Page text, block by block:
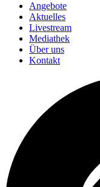
Angebote
Aktuelles
Livestream
Mediathek
Über uns
Kontakt